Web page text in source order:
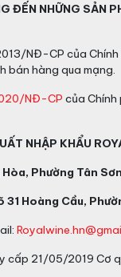
ĐẾN NHỮNG SẢN
NĐ-CP của
bán hàng qua mạng.
NĐ-CP của Chính
NHẬP KHẨU
Phường Tân
31 Hoàng Cầu,
21/05/2019 Cơ